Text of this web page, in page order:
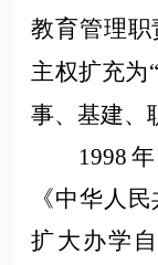
教育管理职
主权扩充为
事、基建、
1998
《中华人
扩大办学